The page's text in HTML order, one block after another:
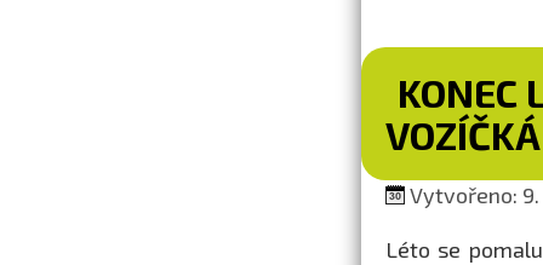
KONEC
Vytvořeno: 9.
Léto se